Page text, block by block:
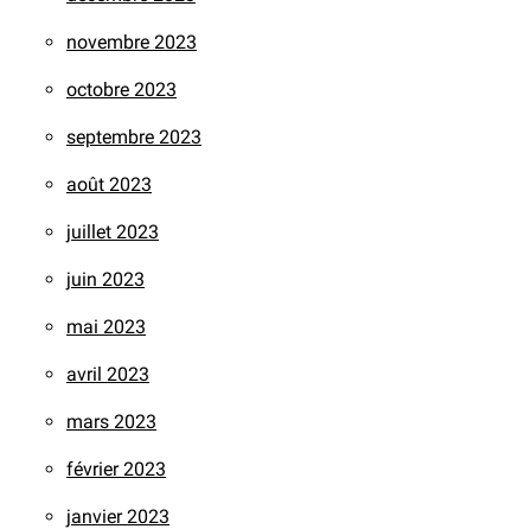
novembre 2023
octobre 2023
septembre 2023
août 2023
juillet 2023
juin 2023
mai 2023
avril 2023
mars 2023
février 2023
janvier 2023